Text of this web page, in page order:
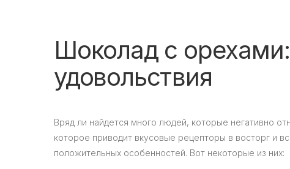
Шоколад с
удовольствия
Вряд ли найдется много людей, которые негативно
которое приводит вкусовые рецепторы в восторг и
положительных особенностей. Вот некоторые из них: